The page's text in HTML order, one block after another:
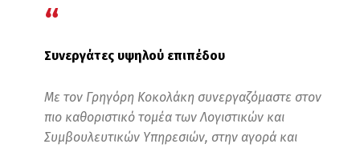
“
Συνεργάτες υψηλού επιπέδου
Με τον Γρηγόρη Κοκολάκη συνεργαζόμαστε στον
πιο καθοριστικό τομέα των Λογιστικών και
Συμβουλευτικών Υπηρεσιών, στην αγορά και